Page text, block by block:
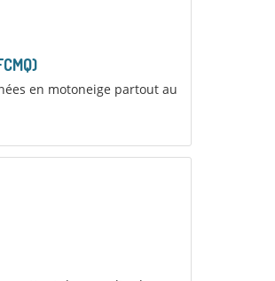
en motoneige partout au